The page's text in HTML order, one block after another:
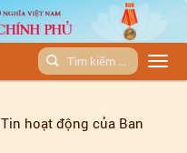
Tin hoạt động của Ban